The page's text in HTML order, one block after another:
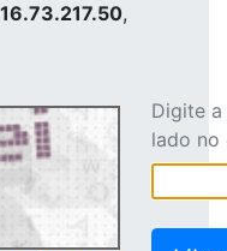
,
Digite
lado no